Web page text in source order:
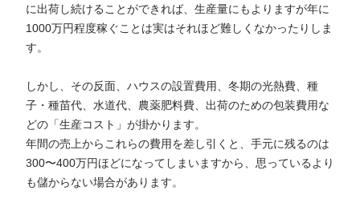
に出荷し続けることができれば、生産量にもよりますが年に
1000万円程度稼ぐことは実はそれほど難しくなかったりしま
す。
しかし、その反面、ハウスの設置費用、冬期の光熱費、種
子・種苗代、水道代、農薬肥料費、出荷のための包装費用な
どの「生産コスト」が掛かります。
年間の売上からこれらの費用を差し引くと、手元に残るのは
300〜400万円ほどになってしまいますから、思っているより
も儲からない場合があります。